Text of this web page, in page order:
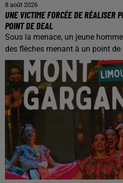
8 août 2026
UNE VICTIME FORCÉE DE RÉALISER
POINT DE DEAL
Sous la menace, un jeune
des flèches menant à un point de